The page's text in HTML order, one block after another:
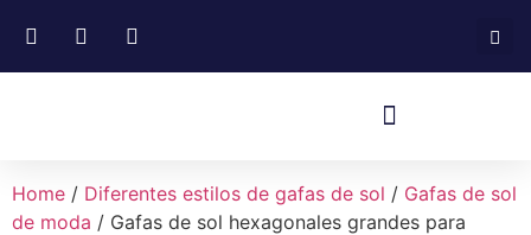
Home / Diferentes estilos de gafas de sol / Gafas de sol
de moda / Gafas de sol hexagonales grandes para